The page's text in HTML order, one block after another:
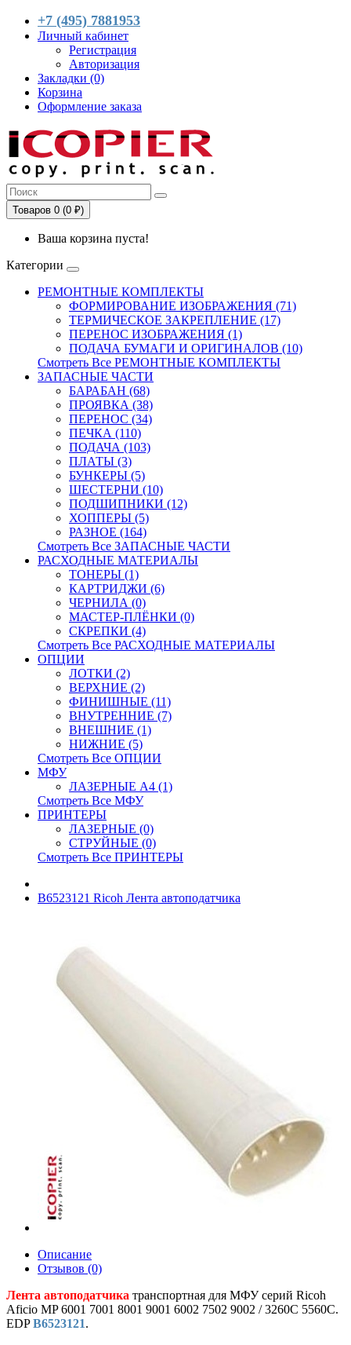
+7 (495) 7881953
Личный кабинет
Регистрация
Авторизация
Закладки (0)
Корзина
Оформление заказа
Товаров 0 (0 ₽)
Ваша корзина пуста!
Категории
РЕМОНТНЫЕ КОМПЛЕКТЫ
ФОРМИРОВАНИЕ ИЗОБРАЖЕНИЯ (71)
ТЕРМИЧЕСКОЕ ЗАКРЕПЛЕНИЕ (17)
ПЕРЕНОС ИЗОБРАЖЕНИЯ (1)
ПОДАЧА БУМАГИ И ОРИГИНАЛОВ (10)
Смотреть Все РЕМОНТНЫЕ КОМПЛЕКТЫ
ЗАПАСНЫЕ ЧАСТИ
БАРАБАН (68)
ПРОЯВКА (38)
ПЕРЕНОС (34)
ПЕЧКА (110)
ПОДАЧА (103)
ПЛАТЫ (3)
БУНКЕРЫ (5)
ШЕСТЕРНИ (10)
ПОДШИПНИКИ (12)
ХОППЕРЫ (5)
РАЗНОЕ (164)
Смотреть Все ЗАПАСНЫЕ ЧАСТИ
РАСХОДНЫЕ МАТЕРИАЛЫ
ТОНЕРЫ (1)
КАРТРИДЖИ (6)
ЧЕРНИЛА (0)
МАСТЕР-ПЛЁНКИ (0)
СКРЕПКИ (4)
Смотреть Все РАСХОДНЫЕ МАТЕРИАЛЫ
ОПЦИИ
ЛОТКИ (2)
ВЕРХНИЕ (2)
ФИНИШНЫЕ (11)
ВНУТРЕННИЕ (7)
ВНЕШНИЕ (1)
НИЖНИЕ (5)
Смотреть Все ОПЦИИ
МФУ
ЛАЗЕРНЫЕ A4 (1)
Смотреть Все МФУ
ПРИНТЕРЫ
ЛАЗЕРНЫЕ (0)
СТРУЙНЫЕ (0)
Смотреть Все ПРИНТЕРЫ
B6523121 Ricoh Лента автоподатчика
Описание
Отзывов (0)
Лента автоподатчика транспортная для МФУ серий Ricoh
Aficio MP 6001 7001 8001 9001 6002 7502 9002 / 3260C 5560C.
EDPB6523121.